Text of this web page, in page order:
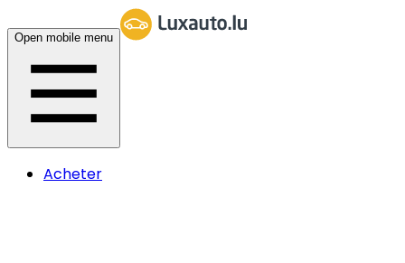
Open mobile menu
Acheter